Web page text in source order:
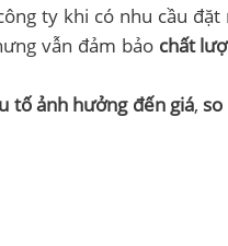
ty khi có nhu cầu đặt
vẫn đảm bảo chất
tố ảnh hưởng đến giá,